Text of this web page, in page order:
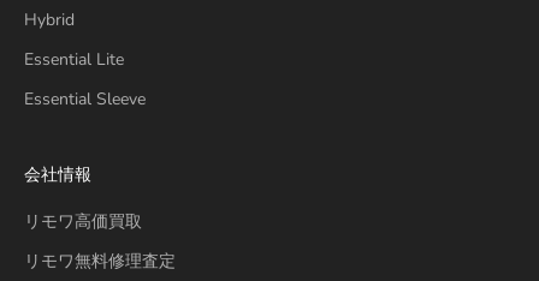
Hybrid
Essential Lite
Essential Sleeve
会社情報
リモワ高価買取
リモワ無料修理査定